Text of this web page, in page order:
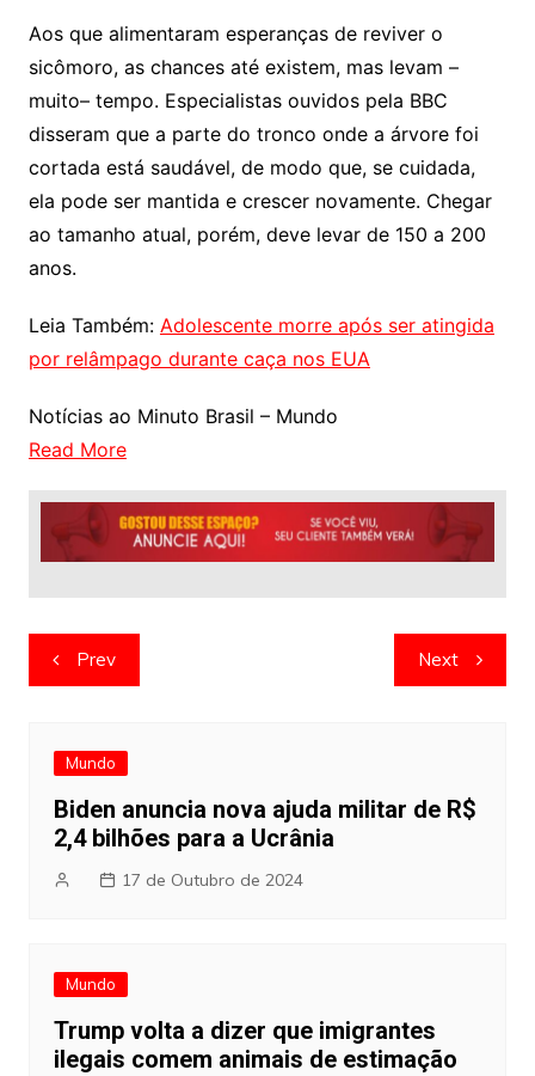
Aos que alimentaram esperanças de reviver o
sicômoro, as chances até existem, mas levam –
muito– tempo. Especialistas ouvidos pela BBC
disseram que a parte do tronco onde a árvore foi
cortada está saudável, de modo que, se cuidada,
ela pode ser mantida e crescer novamente. Chegar
ao tamanho atual, porém, deve levar de 150 a 200
anos.
Leia Também: Adolescente morre após ser atingida
por relâmpago durante caça nos EUA
Notícias ao Minuto Brasil – Mundo
Read More
Navegação
de
Prev Next
Mundo
Biden anuncia nova ajuda militar de R$
2,4 bilhões para a Ucrânia
17 de Outubro de 2024
Mundo
Trump volta a dizer que imigrantes
ilegais comem animais de estimação